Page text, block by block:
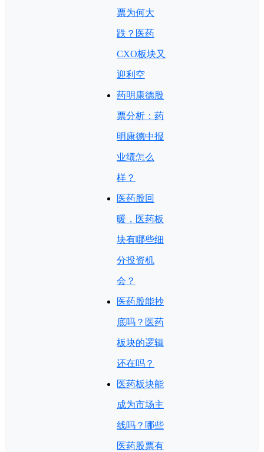
票为何大
跌？医药
CXO板块又
迎利空
药明康德股
票分析：药
明康德中报
业绩怎么
样？
医药股回
暖，医药板
块有哪些细
分投资机
会？
医药股能抄
底吗？医药
板块的逻辑
还在吗？
医药板块能
成为市场主
线吗？哪些
医药股票有